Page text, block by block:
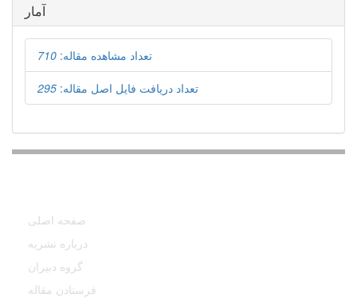
آمار
تعداد مشاهده مقاله: 710
تعداد دریافت فایل اصل مقاله: 295
صفحه اصلی
درباره نشریه
گروه دبیران
فرستادن مقاله